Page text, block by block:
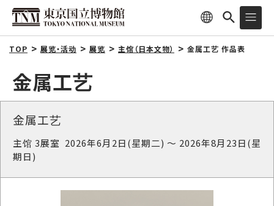
TOP 展览・活动 展览 主馆（日本文物） 金属工艺 作品表
金属工艺
金属工艺
主馆 3展室 2026年6月2日(星期二) ～ 2026年8月23日(星
期日)